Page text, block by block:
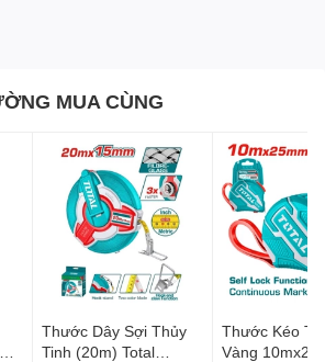
MUA CÙNG
Thước Dây Sợi Thủy
Tinh (20m) Total
Thước Kéo
Vàng